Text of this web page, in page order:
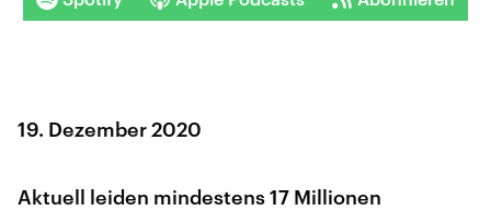
19. Dezember 2020
Aktuell leiden mindestens 17 Millionen